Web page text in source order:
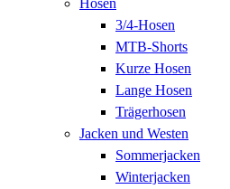
3/4-Hosen
MTB-Shorts
Kurze Hosen
Lange Hosen
Trägerhosen
Jacken und Westen
Sommerjacken
Winterjacken